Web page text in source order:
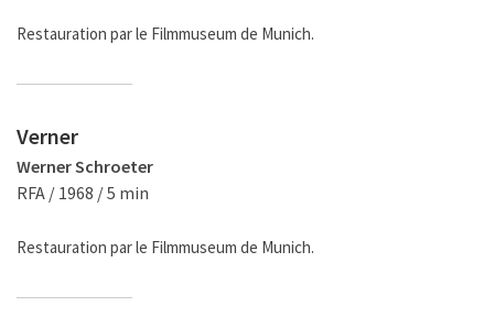
Restauration par le Filmmuseum de Munich.
Verner
Werner Schroeter
RFA / 1968 / 5 min
Restauration par le Filmmuseum de Munich.